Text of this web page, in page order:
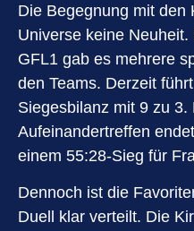
Die Begegnung mit den
Universe keine
GFL1 gab es mehrere
den Teams. Derzeit
Siegesbilanz mit 9 zu 3.
Aufeinandertreffen
einem 55:28-Sieg für
Dennoch ist die
Duell klar verteilt. Die